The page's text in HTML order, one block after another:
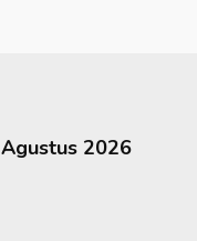
Agustus 2026